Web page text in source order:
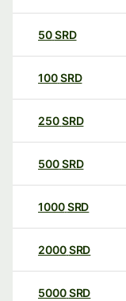
50SRD
100SRD
250SRD
500SRD
1000SRD
2000SRD
5000SRD